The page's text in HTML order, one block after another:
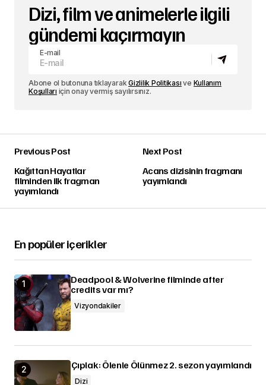
Dizi, film ve animelerle ilgili
gündemi kaçırmayın
E-mail
Abone ol butonuna tıklayarakGizlilik Politikası ve Kullanım
Koşulları için onay vermiş sayılırsınız.
Previous Post
Kağıttan Hayatlar
filminden ilk fragman
yayımlandı
Next Post
Acans dizisinin fragmanı
yayımlandı
En popüler içerikler
Deadpool & Wolverine filminde after
credits var mı?
Vizyondakiler
Çıplak: Ölenle Ölünmez 2. sezon yayımlandı
Dizi